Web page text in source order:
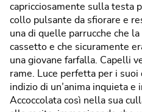
capricciosamente sulla testa
collo pulsante da sfiorare e
una di quelle parrucche che
cassetto e che sicuramente
una giovane farfalla. Capelli
rame. Luce perfetta per i
indizio di un’anima inquieta e
Accoccolata così nella sua